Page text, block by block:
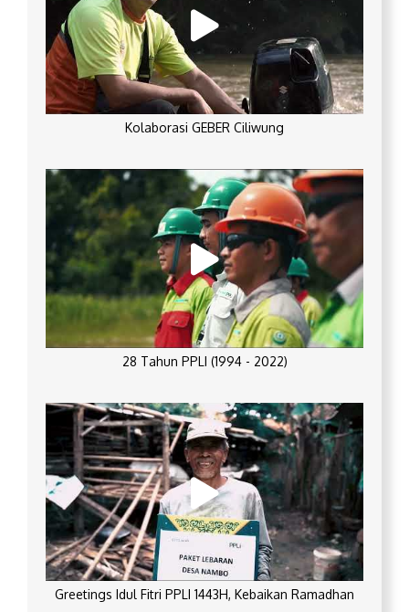
Kolaborasi GEBER Ciliwung
28 Tahun PPLI (1994 - 2022)
Greetings Idul Fitri PPLI 1443H, Kebaikan Ramadhan